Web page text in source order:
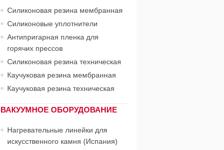
Силиконовая резина мембранная
Силиконовые уплотнители
Антипригарная пленка для
горячих прессов
Силиконовая резина техническая
Каучуковая резина мембранная
Каучуковая резина техническая
ВАКУУМНОЕ ОБОРУДОВАНИЕ
Нагревательные линейки для
искусственного камня (Испания)